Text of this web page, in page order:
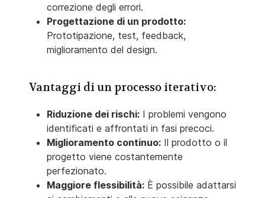
correzione degli errori.
Progettazione di un prodotto:
Prototipazione, test, feedback,
miglioramento del design.
Vantaggi di un processo iterativo:
Riduzione dei rischi: I problemi vengono
identificati e affrontati in fasi precoci.
Miglioramento continuo: Il prodotto o il
progetto viene costantemente
perfezionato.
Maggiore flessibilità: È possibile adattarsi